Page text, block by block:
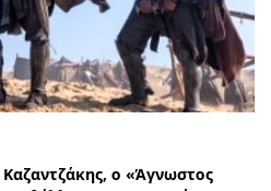
ο «Άγνωστος